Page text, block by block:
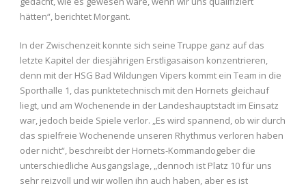
hätten“, berichtet Morgant.
In der Zwischenzeit konnte sich seine Truppe ganz auf das
letzte Kapitel der diesjährigen Erstligasaison konzentrieren,
denn mit der HSG Bad Wildungen Vipers kommt ein Team in die
Sporthalle 1, das punktetechnisch mit den Hornets gleichauf
liegt, und am Wochenende in der Landeshauptstadt im Einsatz
war, jedoch beide Spiele verlor. „Es wird spannend, ob wir durch
das spielfreie Wochenende unseren Rhythmus verloren haben
oder nicht“, beschreibt der Hornets-Kommandogeber die
unterschiedliche Ausgangslage, „dennoch ist Platz 10 für uns
sehr reizvoll und wir wollen ihn auch haben, aber es ist